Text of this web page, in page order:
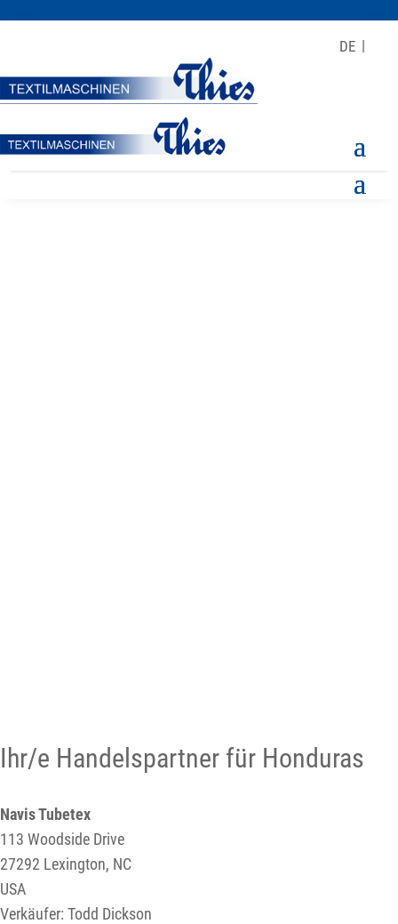
DE
Ihr/e Handelspartner für Honduras
Navis Tubetex
113 Woodside Drive
27292 Lexington, NC
USA
Verkäufer: Todd Dickson